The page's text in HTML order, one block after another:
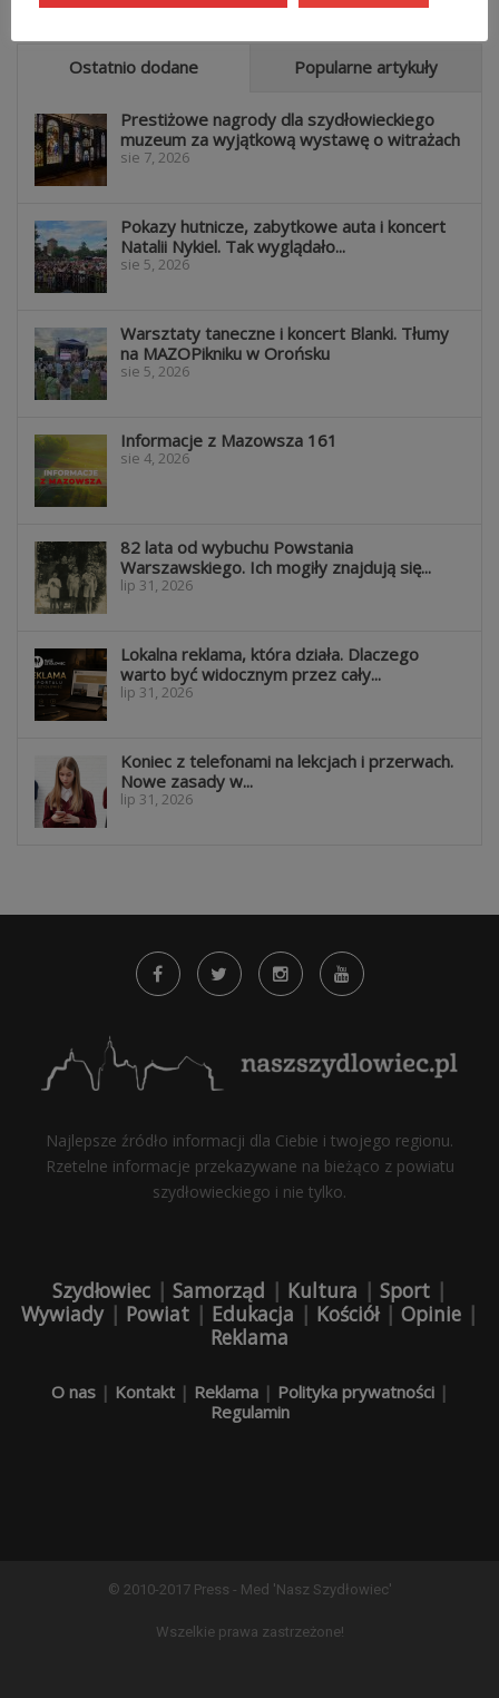
Ostatnio dodane Popularne artykuły
Prestiżowe nagrody dla szydłowieckiego
muzeum za wyjątkową wystawę o witrażach
sie 7, 2026
Pokazy hutnicze, zabytkowe auta i koncert
Natalii Nykiel. Tak wyglądało...
sie 5, 2026
Warsztaty taneczne i koncert Blanki. Tłumy
na MAZOPikniku w Orońsku
sie 5, 2026
Informacje z Mazowsza 161
sie 4, 2026
82 lata od wybuchu Powstania
Warszawskiego. Ich mogiły znajdują się...
lip 31, 2026
Lokalna reklama, która działa. Dlaczego
warto być widocznym przez cały...
lip 31, 2026
Koniec z telefonami na lekcjach i przerwach.
Nowe zasady w...
lip 31, 2026
Najlepsze źródło informacji dla Ciebie i twojego regionu.
Rzetelne informacje przekazywane na bieżąco z powiatu
szydłowieckiego i nie tylko.
Szydłowiec | Samorząd | Kultura | Sport |
Wywiady| Powiat | Edukacja | Kościół| Opinie |
Reklama
O nas| Kontakt| Reklama| Polityka prywatności|
Regulamin
© 2010-2017 Press - Med 'Nasz Szydłowiec'
Wszelkie prawa zastrzeżone!